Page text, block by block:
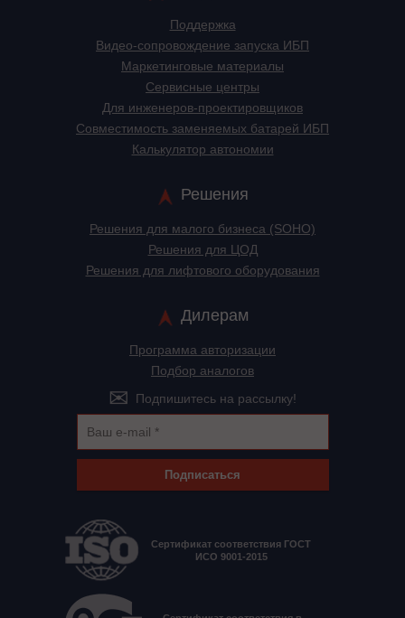
Поддержка
Видео-сопровождение запуска ИБП
Маркетинговые материалы
Сервисные центры
Для инженеров-проектировщиков
Cовместимость заменяемых батарей ИБП
Калькулятор автономии
Решения
Решения для малого бизнеса (SOHO)
Решения для ЦОД
Решения для лифтового оборудования
Дилерам
Программа авторизации
Подбор аналогов
Подпишитесь на рассылку!
Подписаться
Сертификат соответствия ГОСТ
ИСО 9001-2015